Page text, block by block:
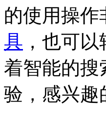
的使用操
具 ，也可
着智能的搜
验，感兴趣